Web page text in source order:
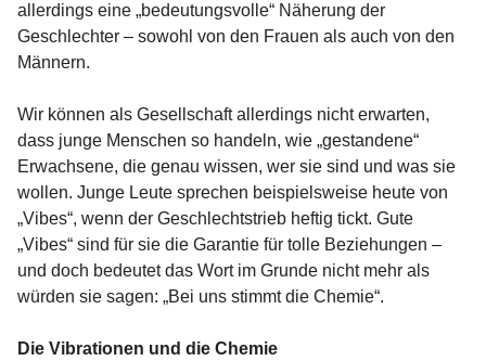
allerdings eine „bedeutungsvolle“ Näherung der
Geschlechter – sowohl von den Frauen als auch von den
Männern.
Wir können als Gesellschaft allerdings nicht erwarten,
dass junge Menschen so handeln, wie „gestandene“
Erwachsene, die genau wissen, wer sie sind und was sie
wollen. Junge Leute sprechen beispielsweise heute von
„Vibes“, wenn der Geschlechtstrieb heftig tickt. Gute
„Vibes“ sind für sie die Garantie für tolle Beziehungen –
und doch bedeutet das Wort im Grunde nicht mehr als
würden sie sagen: „Bei uns stimmt die Chemie“.
Die Vibrationen und die Chemie